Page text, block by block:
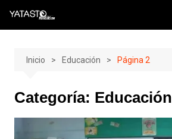
Skip
Inicio Educación Página 2
Categoría: Educación